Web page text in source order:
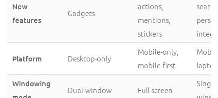
New
features
Gadgets
actions,
mentions,
stickers
Platform Desktop-only
Mobile-only,
mobile-first
laptop
Windowing
Dual-window Full screen